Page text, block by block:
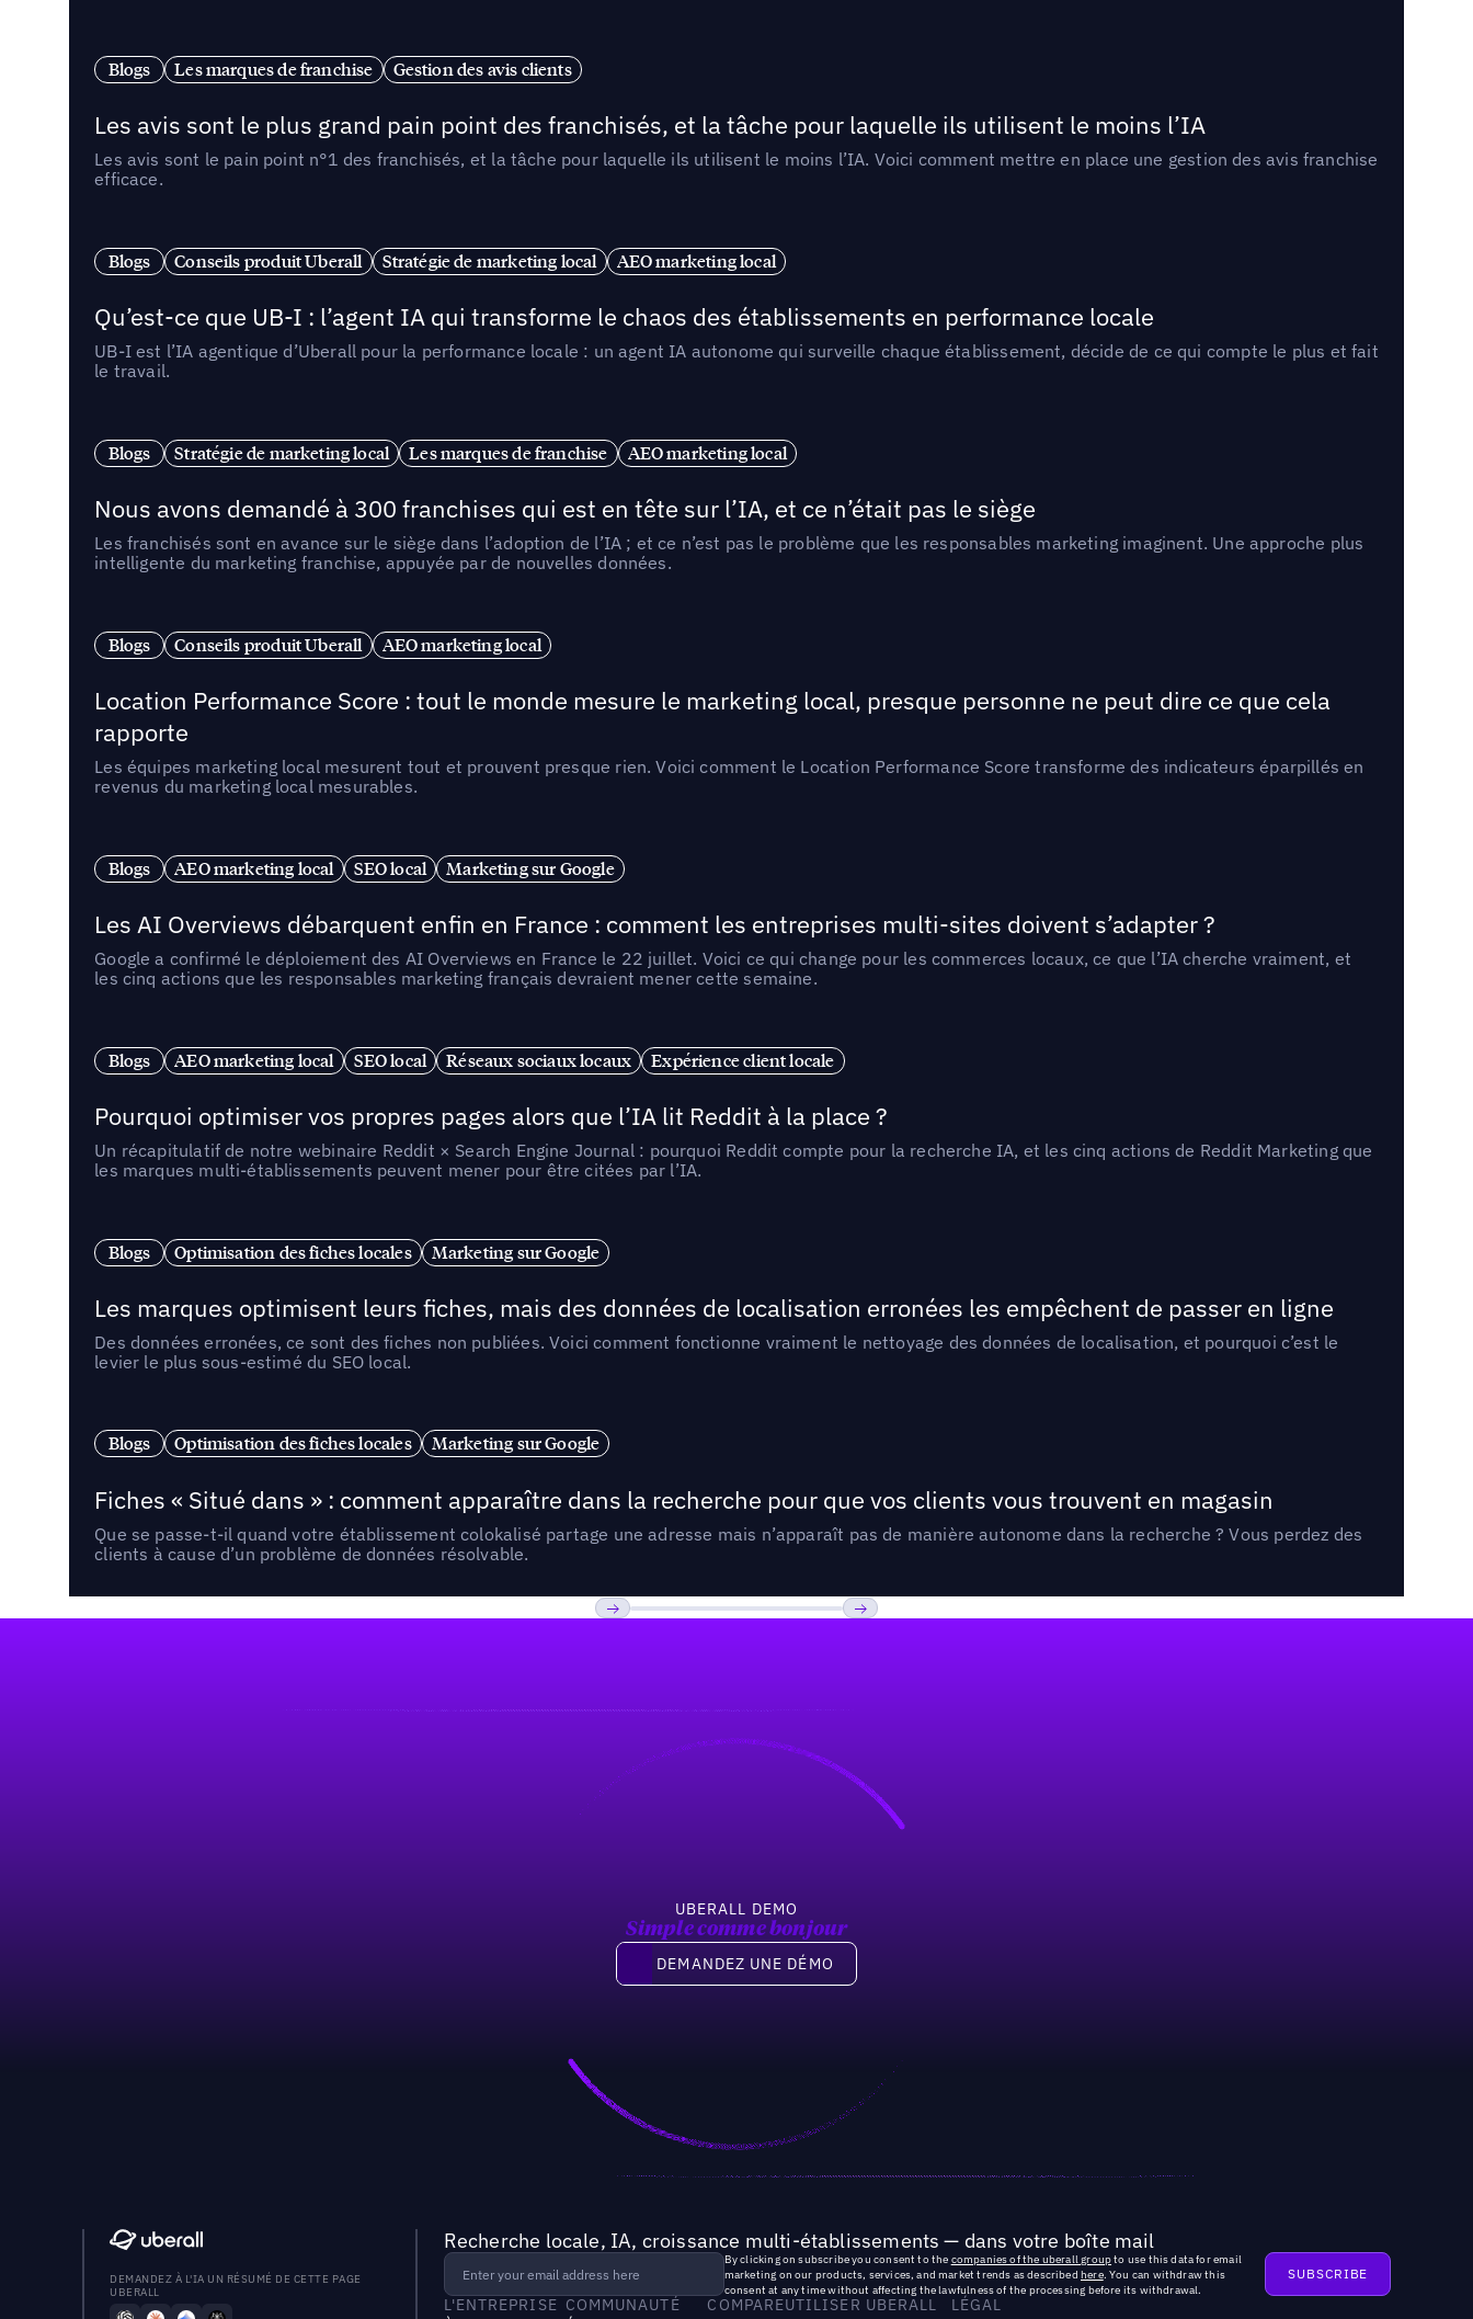
Blogs Les marques de franchise Gestion des avis clients
Les avis sont le plus grand pain point des franchisés, et la tâche pour laquelle ils utilisent le moins l’IA
Les avis sont le pain point n°1 des franchisés, et la tâche pour laquelle ils utilisent le moins l’IA. Voici comment mettre en place une gestion des avis franchise
efficace.
Blogs Conseils produit Uberall Stratégie de marketing local AEO marketing local
Qu’est-ce que UB-I : l’agent IA qui transforme le chaos des établissements en performance locale
UB-I est l’IA agentique d’Uberall pour la performance locale : un agent IA autonome qui surveille chaque établissement, décide de ce qui compte le plus et fait
le travail.
Blogs Stratégie de marketing local Les marques de franchise AEO marketing local
Nous avons demandé à 300 franchises qui est en tête sur l’IA, et ce n’était pas le siège
Les franchisés sont en avance sur le siège dans l’adoption de l’IA ; et ce n’est pas le problème que les responsables marketing imaginent. Une approche plus
intelligente du marketing franchise, appuyée par de nouvelles données.
Blogs Conseils produit Uberall AEO marketing local
Location Performance Score : tout le monde mesure le marketing local, presque personne ne peut dire ce que cela
rapporte
Les équipes marketing local mesurent tout et prouvent presque rien. Voici comment le Location Performance Score transforme des indicateurs éparpillés en
revenus du marketing local mesurables.
Blogs AEO marketing local SEO local Marketing sur Google
Les AI Overviews débarquent enfin en France : comment les entreprises multi-sites doivent s’adapter ?
Google a confirmé le déploiement des AI Overviews en France le 22 juillet. Voici ce qui change pour les commerces locaux, ce que l’IA cherche vraiment, et
les cinq actions que les responsables marketing français devraient mener cette semaine.
Blogs AEO marketing local SEO local Réseaux sociaux locaux Expérience client locale
Pourquoi optimiser vos propres pages alors que l’IA lit Reddit à la place ?
Un récapitulatif de notre webinaire Reddit × Search Engine Journal : pourquoi Reddit compte pour la recherche IA, et les cinq actions de Reddit Marketing que
les marques multi-établissements peuvent mener pour être citées par l’IA.
Blogs Optimisation des fiches locales Marketing sur Google
Les marques optimisent leurs fiches, mais des données de localisation erronées les empêchent de passer en ligne
Des données erronées, ce sont des fiches non publiées. Voici comment fonctionne vraiment le nettoyage des données de localisation, et pourquoi c’est le
levier le plus sous-estimé du SEO local.
Blogs Optimisation des fiches locales Marketing sur Google
Fiches « Situé dans » : comment apparaître dans la recherche pour que vos clients vous trouvent en magasin
Que se passe-t-il quand votre établissement colokalisé partage une adresse mais n’apparaît pas de manière autonome dans la recherche ? Vous perdez des
clients à cause d’un problème de données résolvable.
UBERALL DEMO
Simple comme bonjour
Demandez une démo
DEMANDEZ UNE DÉMO
DEMANDEZ À L'IA UN RÉSUMÉ DE CETTE PAGE
UBERALL
Recherche locale, IA, croissance multi-établissements — dans votre boîte mail
By clicking on subscribe you consent to the companies of the uberall groupto use this data for email
marketing on our products, services, and market trends as described here. You can withdraw this
consent at any time without affecting the lawfulness of the processing before its withdrawal.
L'ENTREPRISE COMMUNAUTÉ
COMPAREUTILISER UBERALL
LÉGAL